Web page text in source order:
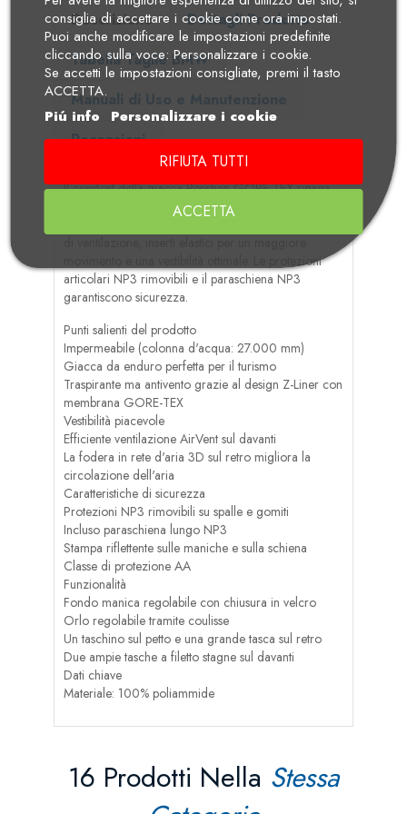
Descrizione
Dettagli Prodotto
Tabella Taglie BMW
Manuali di Uso e Manutenzione
Recensioni
Il comfort della giacca Reschen GORE-TEX ripaga
soprattutto nei lunghi tour. La giacca Enduro
movimento e una vestibilità ottimale. Le protezioni
articolari NP3 rimovibili e il paraschiena NP3
garantiscono sicurezza.
Punti salienti del prodotto
Impermeabile (colonna d'acqua: 27.000 mm)
Giacca da enduro perfetta per il turismo
Traspirante ma antivento grazie al design Z-Liner con
membrana GORE-TEX
Vestibilità piacevole
Efficiente ventilazione AirVent sul davanti
La fodera in rete d'aria 3D sul retro migliora la
circolazione dell'aria
Caratteristiche di sicurezza
Protezioni NP3 rimovibili su spalle e gomiti
Incluso paraschiena lungo NP3
Stampa riflettente sulle maniche e sulla schiena
Classe di protezione AA
Funzionalità
Fondo manica regolabile con chiusura in velcro
Orlo regolabile tramite coulisse
Un taschino sul petto e una grande tasca sul retro
Due ampie tasche a filetto stagne sul davanti
Dati chiave
Materiale: 100% poliammide
16 Prodotti Nella Stessa
consiglia di accettare i cookie come ora impostati.
Puoi anche modificare le impostazioni predefinite
cliccando sulla voce: Personalizzare i cookie.
Se accetti le impostazioni consigliate, premi il tasto
ACCETTA.
Piú info
Personalizzare i cookie
RIFIUTA TUTTI
ACCETTA